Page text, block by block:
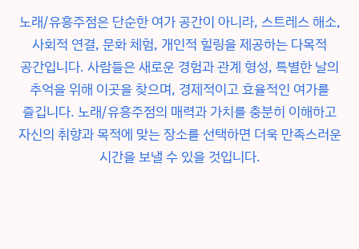
노래/유흥주점은 단순한 여가 공간이 아니라, 스트레스 해소,
사회적 연결, 문화 체험, 개인적 힐링을 제공하는 다목적
공간입니다. 사람들은 새로운 경험과 관계 형성, 특별한 날의
추억을 위해 이곳을 찾으며, 경제적이고 효율적인 여가를
즐깁니다. 노래/유흥주점의 매력과 가치를 충분히 이해하고
자신의 취향과 목적에 맞는 장소를 선택하면 더욱 만족스러운
시간을 보낼 수 있을 것입니다.